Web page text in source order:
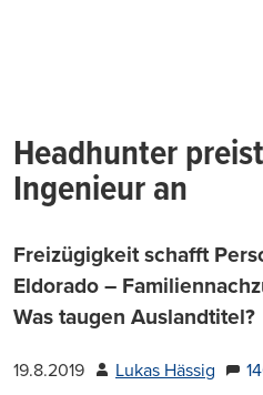
Headhunter
Ingenieur an
Freizügigkeit schafft
Eldorado –
Was taugen Auslandtitel?
19.8.2019 Lukas Hässig